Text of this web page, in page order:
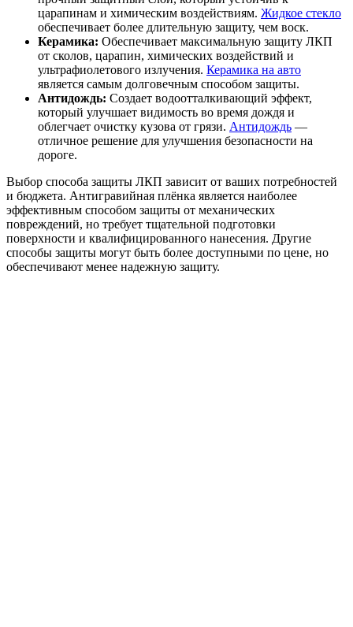
царапинам и химическим воздействиям. Жидкое стекло
обеспечивает более длительную защиту, чем воск.
Керамика: Обеспечивает максимальную защиту ЛКП
от сколов, царапин, химических воздействий и
ультрафиолетового излучения. Керамика на авто
является самым долговечным способом защиты.
Антидождь: Создает водоотталкивающий эффект,
который улучшает видимость во время дождя и
облегчает очистку кузова от грязи. Антидождь —
отличное решение для улучшения безопасности на
дороге.
Выбор способа защиты ЛКП зависит от ваших потребностей
и бюджета. Антигравийная плёнка является наиболее
эффективным способом защиты от механических
повреждений, но требует тщательной подготовки
поверхности и квалифицированного нанесения. Другие
способы защиты могут быть более доступными по цене, но
обеспечивают менее надежную защиту.